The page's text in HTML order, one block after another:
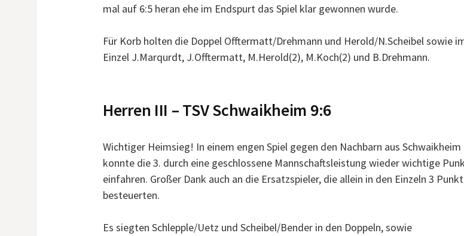
mal auf 6:5 heran ehe im Endspurt das Spiel klar gewonnen wurde.
Für Korb holten die Doppel Offtermatt/Drehmann und Herold/N.Scheibel sowie
Einzel J.Marqurdt, J.Offtermatt, M.Herold(2), M.Koch(2) und B.Drehmann.
Herren III – TSV Schwaikheim 9:6
Wichtiger Heimsieg! In einem engen Spiel gegen den Nachbarn aus Schwaikheim
konnte die 3. durch eine geschlossene Mannschaftsleistung wieder wichtige
einfahren. Großer Dank auch an die Ersatzspieler, die allein in den Einzeln 3
besteuerten.
Es siegten Schlepple/Uetz und Scheibel/Bender in den Doppeln, sowie